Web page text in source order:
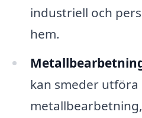
industriell och
hem.
kan smeder